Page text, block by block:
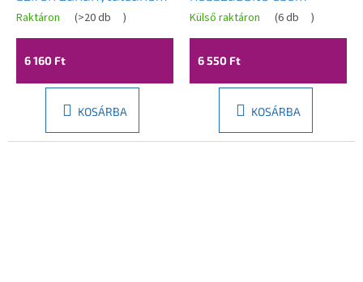
Hugo, Toro, átmérő
90mm, 49050-00
Raktáron (>20 db )
6 160 Ft
KOSÁRBA
karimával, 250mm, O
32 mm, bronz, 9696-01
Külső raktáron (6 db )
6 550 Ft
KOSÁRBA